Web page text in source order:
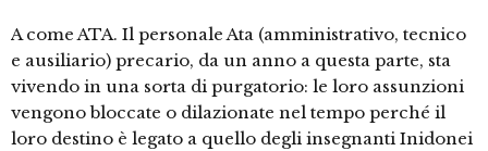
A come ATA. Il personale Ata (amministrativo, tecnico
e ausiliario) precario, da un anno a questa parte, sta
vivendo in una sorta di purgatorio: le loro assunzioni
vengono bloccate o dilazionate nel tempo perché il
loro destino è legato a quello degli insegnanti Inidonei